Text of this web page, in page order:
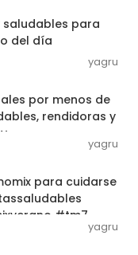
para
del día
yagru
por menos de
rendidoras y
yagru
para cuidarse
#tm7
yagru